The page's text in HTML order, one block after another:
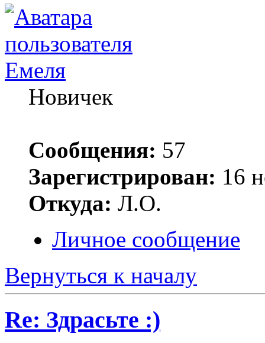
Емеля
Новичек
Сообщения: 57
Зарегистрирован: 16
Откуда: Л.О.
Личное сообщение
Вернуться к началу
Re: Здрасьте :)